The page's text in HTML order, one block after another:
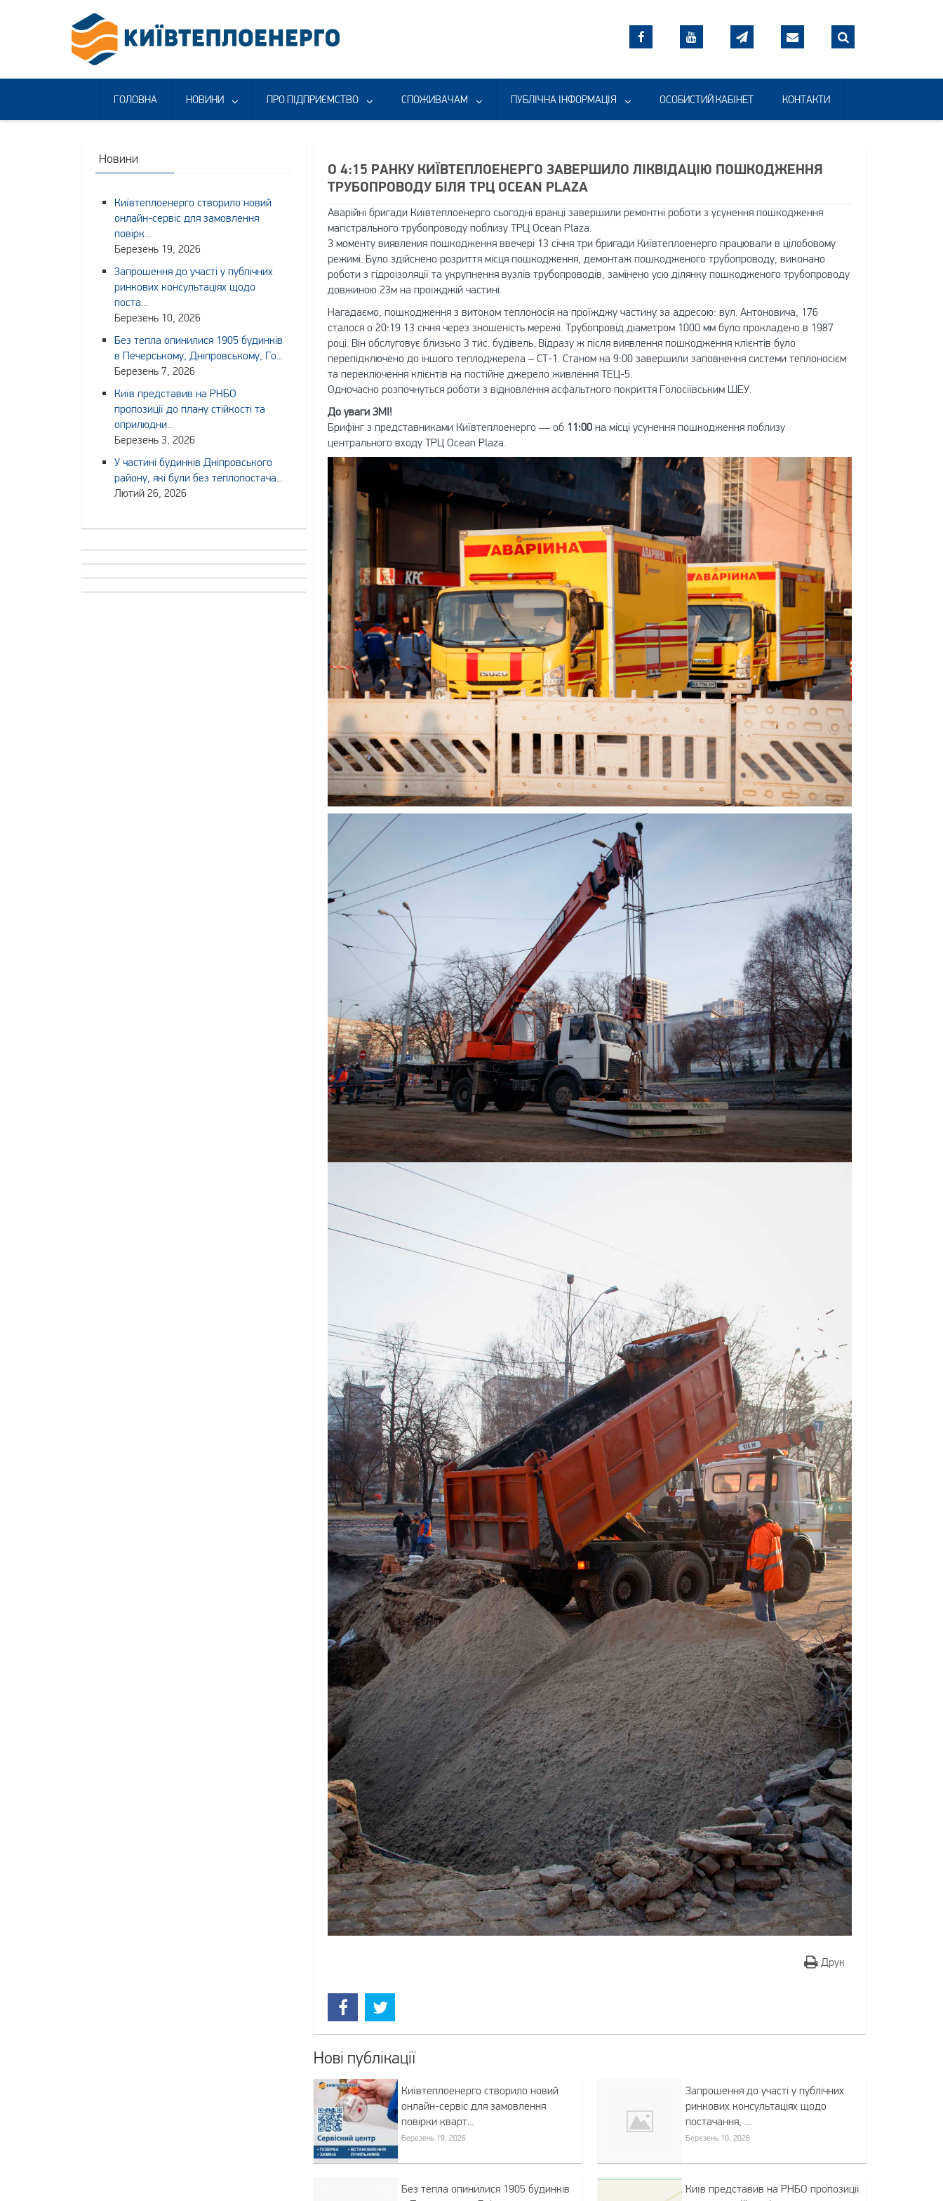
ГОЛОВНА НОВИНИ ПРО ПІДПРИЄМСТВО СПОЖИВАЧАМ ПУБЛІЧНА ІНФОРМАЦІЯ ОСОБИСТИЙ КАБІНЕТ КОНТАКТИ
О 4:15 РАНКУ КИЇВТЕПЛОЕНЕРГО ЗАВЕРШИЛО ЛІКВІДАЦІЮ ПОШКОДЖЕННЯ
ТРУБОПРОВОДУ БІЛЯ ТРЦ OCEAN PLAZA
Аварійні бригади Київтеплоенерго сьогодні вранці завершили ремонтні роботи з усунення пошкодження
магістрального трубопроводу поблизу ТРЦ Ocean Plaza.
З моменту виявления пошкодження ввечері 13 січня три бригади Київтеплоенерго працювали в цілобовому
режимі. Було здійснено розриття місця пошкодження, демонтаж пошкодженого трубопроводу, виконано
роботи з гідроізоляції та укрупнення вузлів трубопроводів, замінено усю ділянку пошкодженого трубопроводу
довжиною 23м на проїжджій частині.
Нагадаємо, пошкодження з витоком теплоносія на проїжджу частину за адресою: вул. Антоновича, 176
сталося о 20:19 13 січня через зношеність мережі. Трубопровід діаметром 1000 мм було прокладено в 1987
році. Він обслуговує близько 3 тис. будівель. Відразу ж після виявлення пошкодження клієнтів було
перепідключено до іншого теплоджерела – СТ-1. Станом на 9:00 завершили заповнення системи теплоносієм
та переключення клієнтів на постійне джерело живлення ТЕЦ-5.
Одночасно розпочнуться роботи з відновлення асфальтного покриття Голосіївським ШЕУ.
До уваги ЗМІ!
Брифінг з представниками Київтеплоенерго — об 11:00 на місці усунення пошкодження поблизу
центрального входу ТРЦ Ocean Plaza.
Друк
Нові публікації
Київтеплоенерго створило новий
онлайн-сервіс для замовлення
повірки кварт...
Березень 19, 2026
Запрошення до участі у публічних
ринкових консультаціях щодо
постачання, ...
Березень 10, 2026
Без тепла опинилися 1905 будинків
Київ представив на РНБО пропозиції
Новини
Київтеплоенерго створило новий
онлайн-сервіс для замовлення
повірк...
Березень 19, 2026
Запрошення до участі у публічних
ринкових консультаціях щодо
поста...
Березень 10, 2026
Без тепла опинилися 1905 будинків
в Печерському, Дніпровському, Го...
Березень 7, 2026
Київ представив на РНБО
пропозиції до плану стійкості та
оприлюдни...
Березень 3, 2026
У частині будинків Дніпровського
району, які були без теплопостача...
Лютий 26, 2026